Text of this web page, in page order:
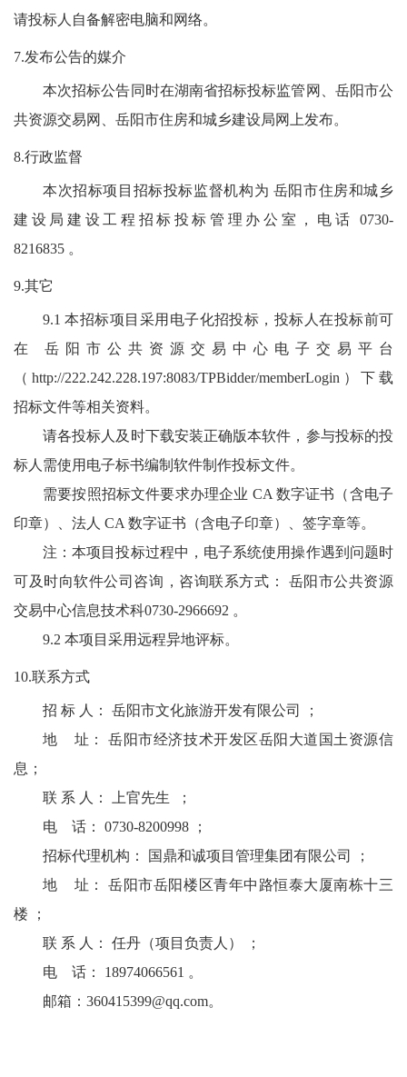
请投标人自备解密电脑和网络。
7.发布公告的媒介
本次招标公告同时在湖南省招标投标监管网、岳阳市公
共资源交易网、岳阳市住房和城乡建设局网上发布。
8.行政监督
本次招标项目招标投标监督机构为 岳阳市住房和城乡
建设局建设工程招标投标管理办公室，电话 0730-
8216835 。
9.其它
9.1 本招标项目采用电子化招投标，投标人在投标前可
在 岳阳市公共资源交易中心电子交易平台
（ http://222.242.228.197:8083/TPBidder/memberLogin ）下载
招标文件等相关资料。
请各投标人及时下载安装正确版本软件，参与投标的投
标人需使用电子标书编制软件制作投标文件。
需要按照招标文件要求办理企业 CA 数字证书（含电子
印章）、法人 CA 数字证书（含电子印章）、签字章等。
注：本项目投标过程中，电子系统使用操作遇到问题时
可及时向软件公司咨询，咨询联系方式： 岳阳市公共资源
交易中心信息技术科0730-2966692 。
9.2 本项目采用远程异地评标。
10.联系方式
招 标 人： 岳阳市文化旅游开发有限公司 ；
地 址： 岳阳市经济技术开发区岳阳大道国土资源信
息；
联 系 人： 上官先生 ；
电 话： 0730-8200998 ；
招标代理机构： 国鼎和诚项目管理集团有限公司 ；
地 址： 岳阳市岳阳楼区青年中路恒泰大厦南栋十三
楼 ；
联 系 人： 任丹（项目负责人） ；
电 话： 18974066561 。
邮箱：360415399@qq.com。